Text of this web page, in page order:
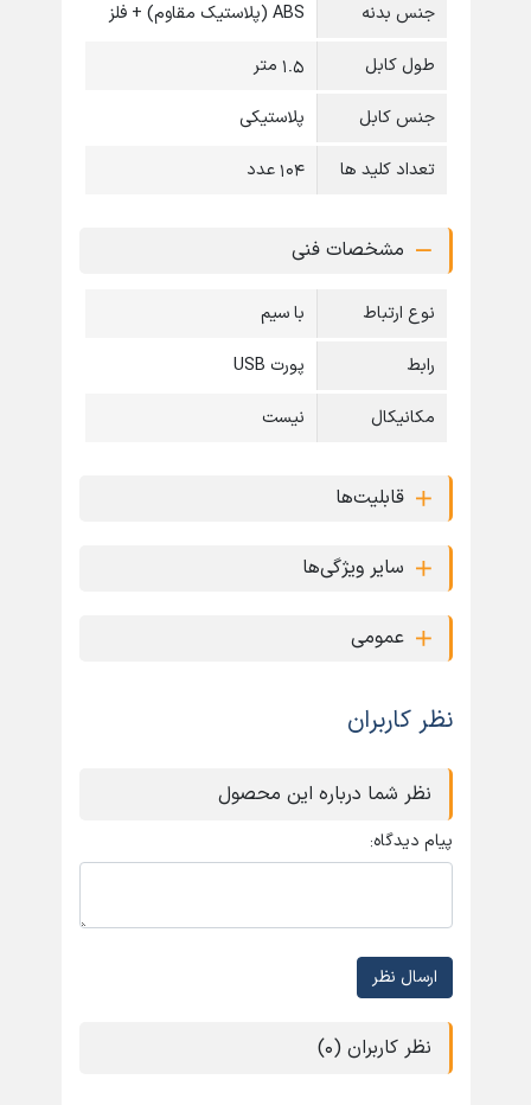
جنس بدنه ABS (پلاستیک مقاوم) + فلز
طول کابل 1.5 متر
جنس کابل پلاستیکی
تعداد کلید ها 104 عدد
مشخصات فنی
نوع ارتباط با سیم
رابط پورت USB
مکانیکال نیست
قابلیت‌ها
سایر ویژگی‌ها
عمومی
نظر کاربران
نظر شما درباره این محصول
پیام دیدگاه:
ارسال نظر
نظر کاربران (0)